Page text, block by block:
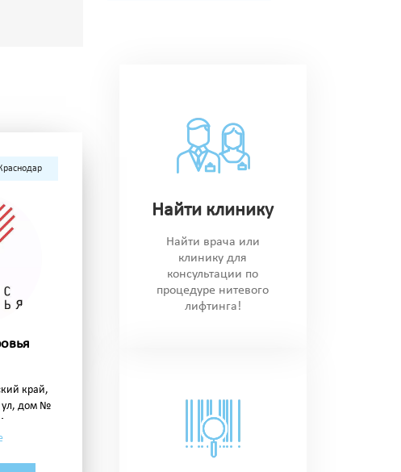
Краснодар
край,
ул, дом №
Найти клинику
Найти врача или
клинику для
консультации по
процедуре нитевого
лифтинга!